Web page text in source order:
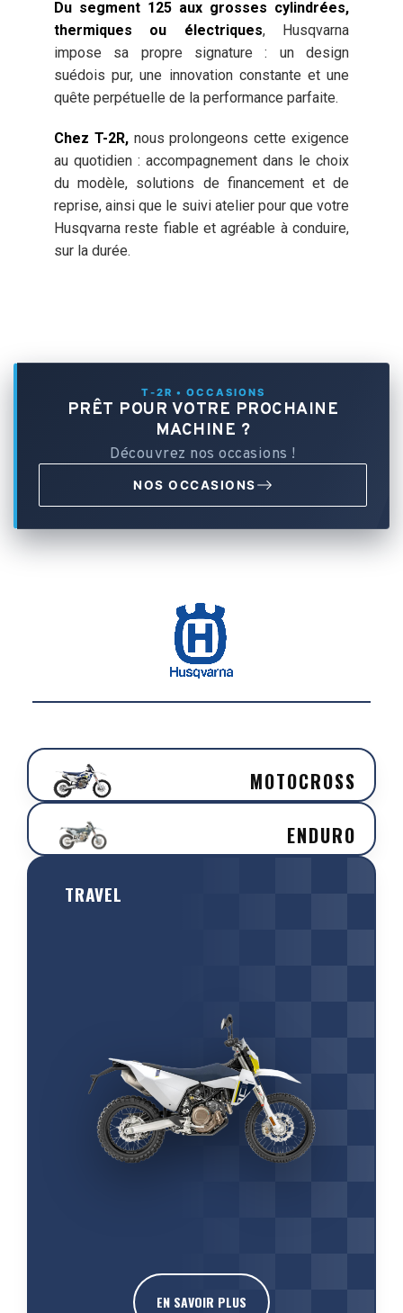
Du segment 125 aux grosses cylindrées,
thermiques ou électriques, Husqvarna
impose sa propre signature : un design
suédois pur, une innovation constante et une
quête perpétuelle de la performance parfaite.
Chez T-2R,nous prolongeons cette exigence
au quotidien : accompagnement dans le choix
du modèle, solutions de financement et de
reprise, ainsi que le suivi atelier pour que votre
Husqvarna reste fiable et agréable à conduire,
sur la durée.
T-2R • OCCASIONS
PRÊT POUR VOTRE PROCHAINE
MACHINE ?
Découvrez nos occasions !
NOS OCCASIONS
MOTOCROSS
ENDURO
TRAVEL
EN SAVOIR PLUS